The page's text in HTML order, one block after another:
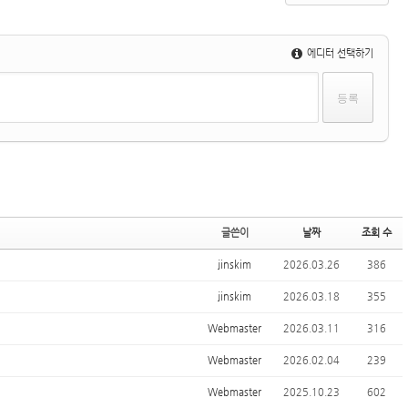
에디터 선택하기
글쓴이 날짜 조회 수
jinskim 2026.03.26 386
jinskim 2026.03.18 355
Webmaster 2026.03.11 316
Webmaster 2026.02.04 239
Webmaster 2025.10.23 602